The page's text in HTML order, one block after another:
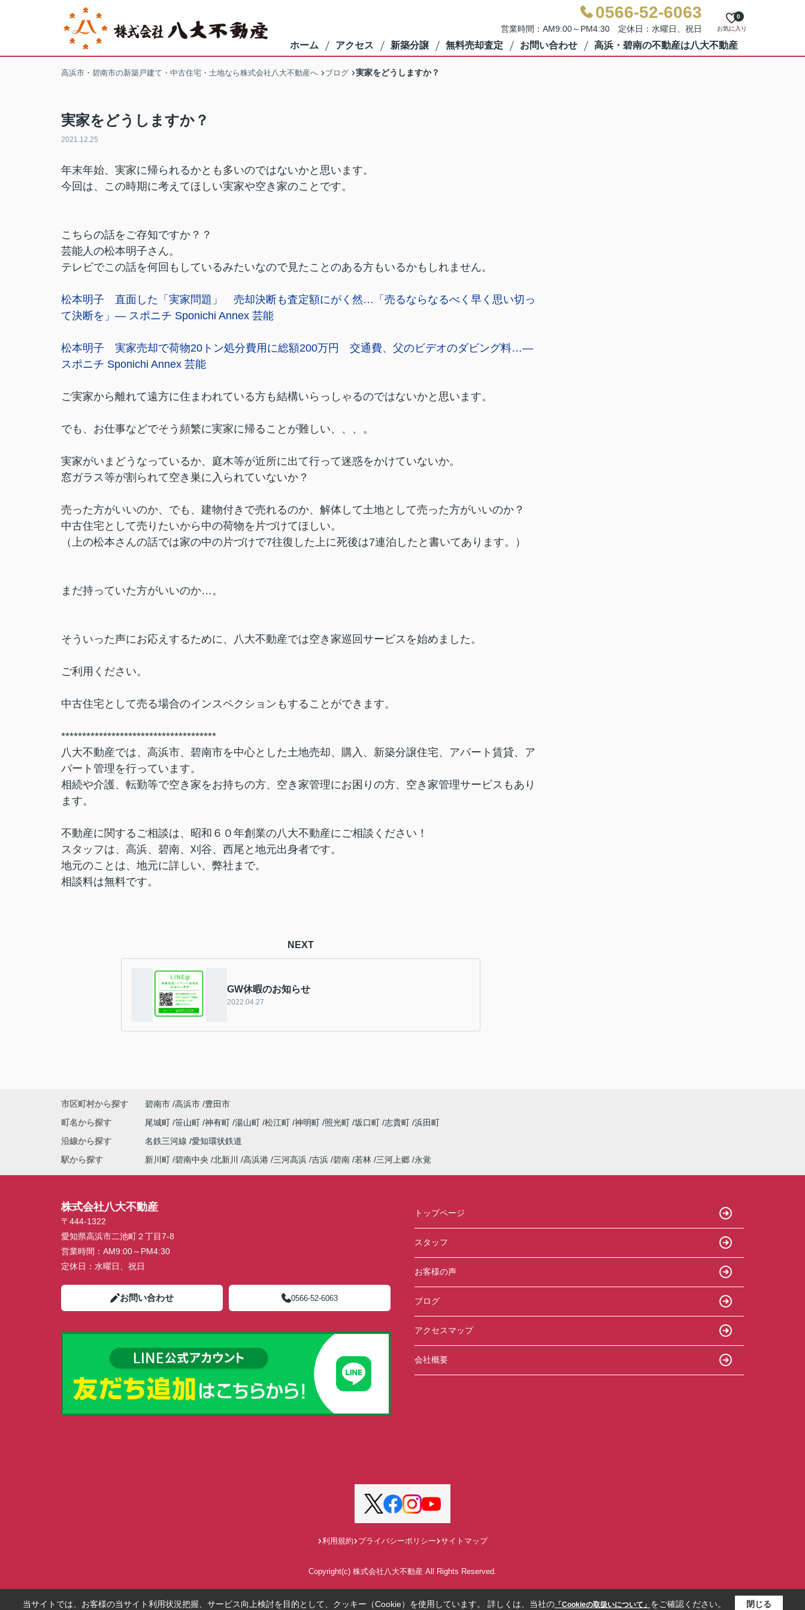
0566-52-6063
営業時間：AM9:00～PM4:30 定休日：水曜日、祝日 お気に入り
0
ホーム アクセス 新築分譲 無料売却査定 お問い合わせ 高浜・碧南の不動産は八大不動産
高浜市・碧南市の新築戸建て・中古住宅・土地なら株式会社八大不動産へ ブログ 実家をどうしますか？
実家をどうしますか？
2021.12.25
年末年始、実家に帰られるかとも多いのではないかと思います。
今回は、この時期に考えてほしい実家や空き家のことです。
こちらの話をご存知ですか？？
芸能人の松本明子さん。
テレビでこの話を何回もしているみたいなので見たことのある方もいるかもしれません。
松本明子 直面した「実家問題」 売却決断も査定額にがく然…「売るならなるべく早く思い切っ
て決断を」― スポニチ Sponichi Annex 芸能
松本明子 実家売却で荷物20トン処分費用に総額200万円 交通費、父のビデオのダビング料…―
スポニチ Sponichi Annex 芸能
ご実家から離れて遠方に住まわれている方も結構いらっしゃるのではないかと思います。
でも、お仕事などでそう頻繁に実家に帰ることが難しい、、、。
実家がいまどうなっているか、庭木等が近所に出て行って迷惑をかけていないか。
窓ガラス等が割られて空き巣に入られていないか？
売った方がいいのか、でも、建物付きで売れるのか、解体して土地として売った方がいいのか？
中古住宅として売りたいから中の荷物を片づけてほしい。
（上の松本さんの話では家の中の片づけで7往復した上に死後は7連泊したと書いてあります。）
まだ持っていた方がいいのか…。
そういった声にお応えするために、八大不動産では空き家巡回サービスを始めました。
ご利用ください。
中古住宅として売る場合のインスペクションもすることができます。
*************************************
八大不動産では、高浜市、碧南市を中心とした土地売却、購入、新築分譲住宅、アパート賃貸、ア
パート管理を行っています。
相続や介護、転勤等で空き家をお持ちの方、空き家管理にお困りの方、空き家管理サービスもあり
ます。
不動産に関するご相談は、昭和６０年創業の八大不動産にご相談ください！
スタッフは、高浜、碧南、刈谷、西尾と地元出身者です。
地元のことは、地元に詳しい、弊社まで。
相談料は無料です。
NEXT
GW休暇のお知らせ
2022.04.27
市区町村から探す 碧南市 高浜市 豊田市
町名から探す
尾城町 笹山町 神有町 湯山町 松江町 神明町 照光町 坂口町 志貴町 浜田町
沿線から探す
名鉄三河線 愛知環状鉄道
駅から探す
新川町 碧南中央 北新川 高浜港 三河高浜 吉浜 碧南 若林 三河上郷 永覚
株式会社八大不動産
〒444-1322
愛知県高浜市二池町２丁目7-8
営業時間： AM9:00～PM4:30
定休日： 水曜日、祝日
お問い合わせ 0566-52-6063
トップページ
スタッフ
お客様の声
ブログ
アクセスマップ
会社概要
利用規約 プライバシーポリシー サイトマップ
Copyright(c) 株式会社八大不動産 All Rights Reserved.
当サイトでは、お客様の当サイト利用状況把握、サービス向上検討を目的として、クッキー（Cookie）を使用しています。 詳しくは、当社の「Cookieの取扱いについて」 をご確認ください。 閉じる